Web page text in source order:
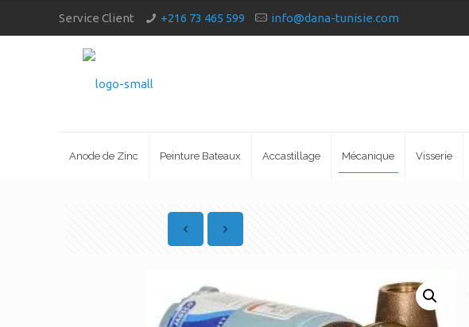
Service Client +216 73 465 599 info@dana-tunisie.com
Anode de Zinc Peinture Bateaux Accastillage Mécanique Visserie